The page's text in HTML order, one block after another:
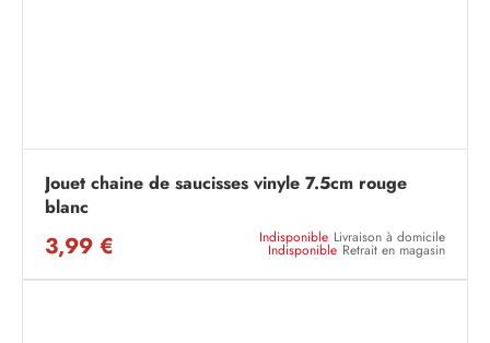
Jouet chaine de saucisses vinyle 7.5cm rouge
blanc
3,99 € Indisponible Livraison à domicile
Indisponible Retrait en magasin